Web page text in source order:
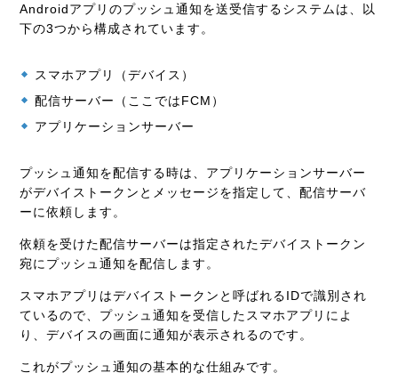
Androidアプリのプッシュ通知を送受信するシステムは、以
下の3つから構成されています。
スマホアプリ（デバイス）
配信サーバー（ここではFCM）
アプリケーションサーバー
プッシュ通知を配信する時は、アプリケーションサーバー
がデバイストークンとメッセージを指定して、配信サーバ
ーに依頼します。
依頼を受けた配信サーバーは指定されたデバイストークン
宛にプッシュ通知を配信します。
スマホアプリはデバイストークンと呼ばれるIDで識別され
ているので、プッシュ通知を受信したスマホアプリによ
り、デバイスの画面に通知が表示されるのです。
これがプッシュ通知の基本的な仕組みです。